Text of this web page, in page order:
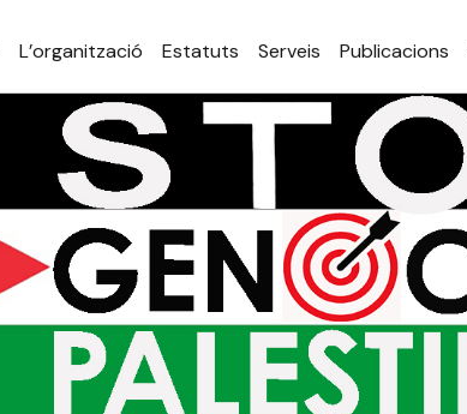
L’organització Estatuts Serveis Publicacions